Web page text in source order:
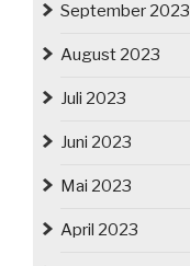
September 2023
August 2023
Juli 2023
Juni 2023
Mai 2023
April 2023